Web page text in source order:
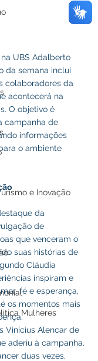
e Inovação
Mulheres
UBS Adalberto
da semana inclui
colaboradores da
acontecerá na
O objetivo é
campanha de
informações
o ambiente
da
de
que venceram o
suas histórias de
Cláudia
inspiram e
fé e esperança,
os momentos mais
Vinícius Alencar de
aderiu à campanha.
duas vezes,